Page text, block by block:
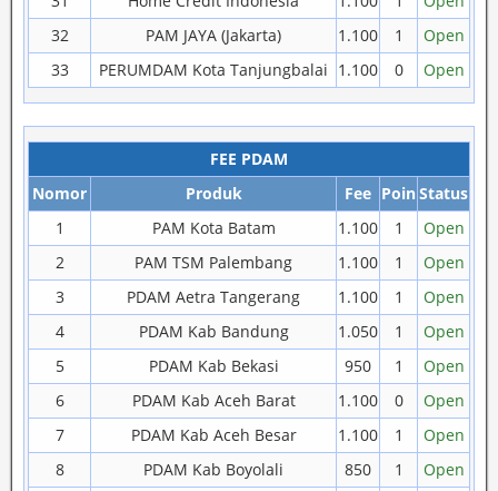
32
PAM JAYA (Jakarta) 1.100 1
Open
33
PERUMDAM Kota Tanjungbalai 1.100 0 Open
FEE PDAM
Nomor
Produk Fee PoinStatus
1
PAM Kota Batam 1.100 1
Open
2
PAM TSM Palembang 1.100 1
Open
3
PDAM Aetra Tangerang 1.100 1
Open
4
PDAM Kab Bandung 1.050 1
Open
5
PDAM Kab Bekasi 950 1
Open
6
PDAM Kab Aceh Barat 1.100 0
Open
7
PDAM Kab Aceh Besar 1.100 1
Open
8
PDAM Kab Boyolali 850 1
Open